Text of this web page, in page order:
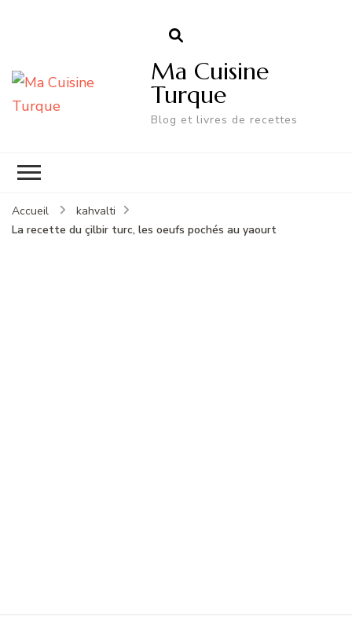
Ma Cuisine
Turque
Blog et livres de recettes
Accueil
kahvalti
La recette du çilbir turc, les oeufs pochés au yaourt